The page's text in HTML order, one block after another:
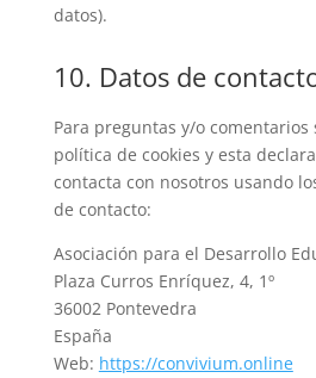
datos).
10. Datos de
Para preguntas y/o comentarios
política de cookies y esta
contacta con nosotros usando
de contacto:
Asociación para el Desarrollo
Plaza Curros Enríquez, 4, 1º
36002 Pontevedra
España
Web: https://convivium.online